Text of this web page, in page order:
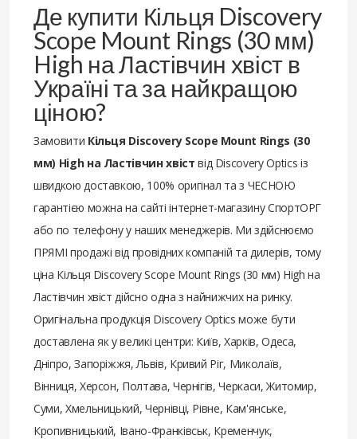
Де купити Кільця Discovery
Scope Mount Rings (30 мм)
High на Ластівчин хвіст в
Україні та за найкращою
ціною?
Замовити Кільця Discovery Scope Mount Rings (30
мм) High на Ластівчин хвіст від Discovery Optics із
швидкою доставкою, 100% оригінал та з ЧЕСНОЮ
гарантією можна на сайті інтернет-магазину СпортОРГ
або по телефону у наших менеджерів. Ми здійснюємо
ПРЯМІ продажі від провідних компаній та дилерів, тому
ціна Кільця Discovery Scope Mount Rings (30 мм) High на
Ластівчин хвіст дійсно одна з найнижчих на ринку.
Оригінальна продукція Discovery Optics може бути
доставлена ​​як у великі центри: Київ, Харків, Одеса,
Дніпро, Запоріжжя, Львів, Кривий Ріг, Миколаїв,
Вінниця, Херсон, Полтава, Чернігів, Черкаси, Житомир,
Суми, Хмельницький, Чернівці, Рівне, Кам'янське,
Кропивницький, Івано-Франківськ, Кременчук,